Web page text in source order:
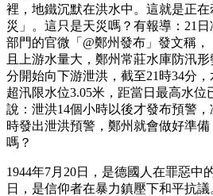
裡，地鐵沉默在洪水中。這就是正
災」。這只是天災嗎？有報導：21
部門的官微「@鄭州發布」發文稱，
且上游水量大，鄭州常莊水庫防汛
分開始向下游泄洪，截至21時34分，
超汛限水位3.05米，距當日最高水位
說：泄洪14個小時以後才發布預警
時發出泄洪預警，鄭州就會做好準
嗎？
1944年7月20日，是德國人在罪惡中
日，是信仰者在暴力鎮壓下和平抗